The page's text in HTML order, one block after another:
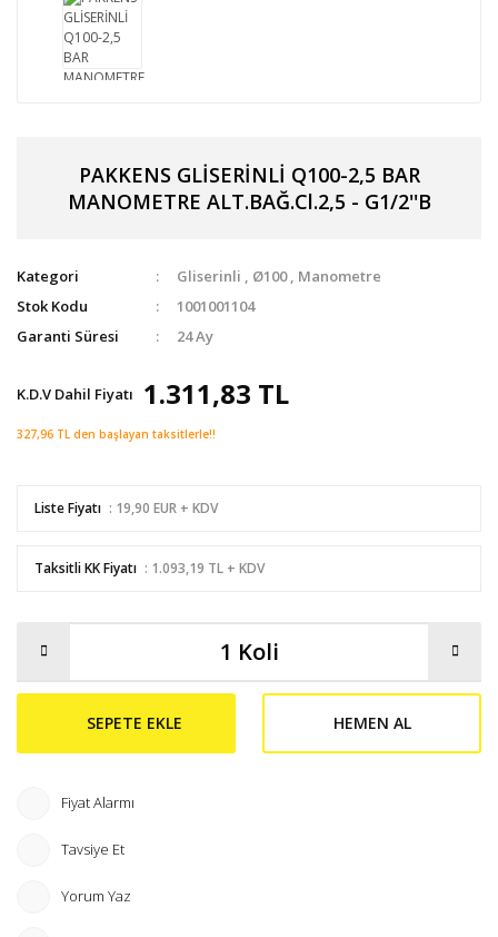
PAKKENS GLİSERİNLİ Q100-2,5 BAR
MANOMETRE ALT.BAĞ.Cl.2,5 - G1/2''B
Kategori Gliserinli , Ø100 , Manometre
Stok Kodu
1001001104
Garanti Süresi
24 Ay
K.D.V Dahil Fiyatı 1.311,83 TL
327,96 TL den başlayan taksitlerle!!
Liste Fiyatı : 19,90 EUR + KDV
Taksitli KK Fiyatı : 1.093,19 TL + KDV
SEPETE EKLE HEMEN AL
Fiyat Alarmı
Tavsiye Et
Yorum Yaz